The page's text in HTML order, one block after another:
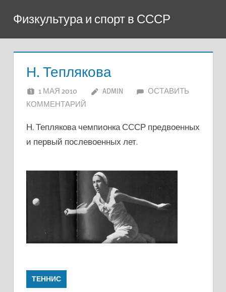
содержимому
Физкультура и спорт в СССР
Н. Теплякова
1 МАЯ 2010 ADMIN
ОСТАВИТЬ
КОММЕНТАРИЙ
Н. Теплякова чемпионка СССР предвоенных
и первый послевоенных лет.
ТЕННИС